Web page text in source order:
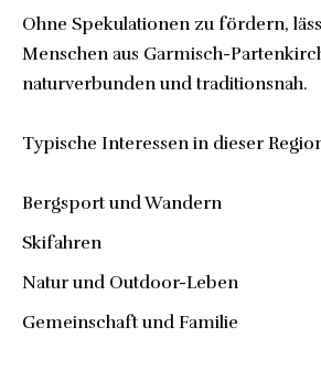
Ohne Spekulationen zu fördern,
Menschen aus Garmisch-
naturverbunden und traditionsnah.
Typische Interessen in dieser
Bergsport und Wandern
Skifahren
Natur und Outdoor-Leben
Gemeinschaft und Familie